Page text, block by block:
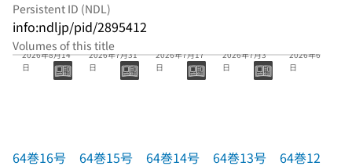
Persistent ID (NDL)
info:ndljp/pid/2895412
Volumes of this title
64巻16号
2026年8月14
日
64巻16号
64巻15号
2026年7月31
日
64巻15号
2026年7月17
日
64巻14号
2026年7月3
日
64巻13号
2026年6月12
日
64巻12号